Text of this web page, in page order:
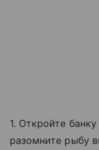
1. Откройте
разомните рыбу